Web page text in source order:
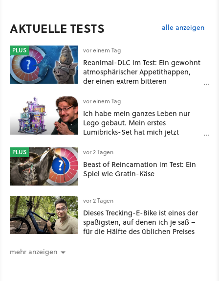
AKTUELLE TESTS alle anzeigen
PLUS vor einem Tag
Reanimal-DLC im Test: Ein gewohnt
atmosphärischer Appetithappen,
der einen extrem bitteren
vor einem Tag
Ich habe mein ganzes Leben nur
Lego gebaut. Mein erstes
Lumibricks-Set hat mich jetzt
Stack im Test
PLUS vor 2 Tagen
Beast of Reincarnation im Test: Ein
Spiel wie Gratin-Käse
vor 2 Tagen
Dieses Trecking-E-Bike ist eines der
spaßigsten, auf denen ich je saß –
für die Hälfte des üblichen Preises
mehr anzeigen